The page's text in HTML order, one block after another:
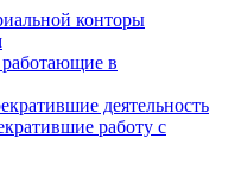
конторы
в
деятельность
работу с